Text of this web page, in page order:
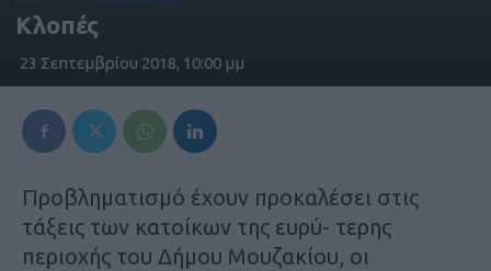
Κλοπές
23 Σεπτεμβρίου 2018, 10:00 μμ
Προβληματισμό έχουν προκαλέσει στις
τάξεις των κατοίκων της ευρύ- τερης
περιοχής του Δήμου Μουζακίου, οι